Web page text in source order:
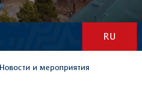
RU
Новости и мероприятия